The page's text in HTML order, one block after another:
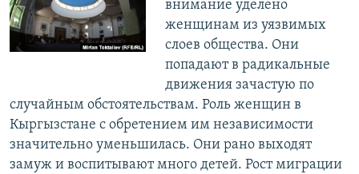
внимание уделено
женщинам из уязвимых
слоев общества. Они
попадают в радикальные
движения зачастую по
случайным обстоятельствам. Роль женщин в
Кыргызстане с обретением им независимости
значительно уменьшилась. Они рано выходят
замуж и воспитывают много детей. Рост миграции